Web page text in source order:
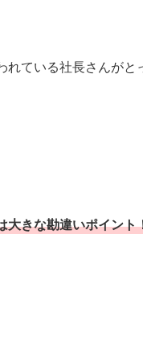
れている社長さんがと
大きな勘違いポイント